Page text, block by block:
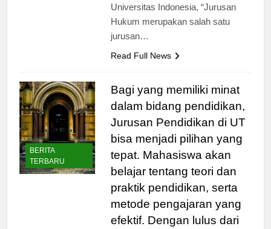
pakar hukum internasional dari
Universitas Indonesia, “Jurusan
Hukum merupakan salah satu
BERITA
TERBARU
Bagi yang memiliki minat
dalam bidang pendidikan,
Jurusan Pendidikan di UT
bisa menjadi pilihan yang
tepat. Mahasiswa akan
belajar tentang teori dan
praktik pendidikan, serta
metode pengajaran yang